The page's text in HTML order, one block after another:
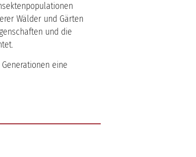
Wälder und Gärten
und die
eine